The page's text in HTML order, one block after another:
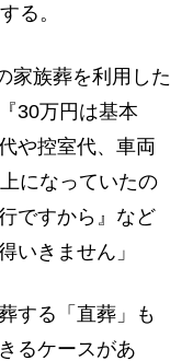
る。
家族葬を利用した
30万円は基本
や控室代、車両
になっていたの
ですから』など
いきません」
する「直葬」も
るケースがあ